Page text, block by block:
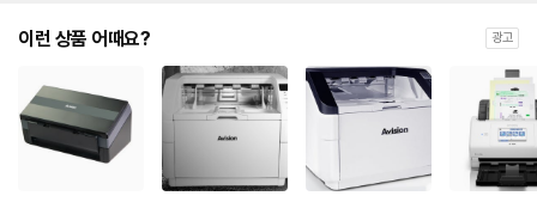
이런 상품 어때요? 광고